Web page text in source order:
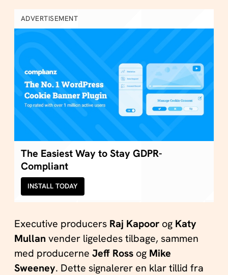
ADVERTISEMENT
The Easiest Way to Stay GDPR-
Compliant
INSTALL TODAY
Executive producers Raj Kapoorog Katy
Mullan vender ligeledes tilbage, sammen
med producerne Jeff Rossog Mike
Sweeney. Dette signalerer en klar tillid fra